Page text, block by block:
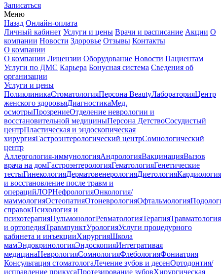
Записаться
Меню
Назад Онлайн-оплата
Личный кабинет Услуги и цены Врачи и расписание Акции О
компании Новости Здоровье Отзывы Контакты
О компании
О компании Лицензии Оборудование Новости Пациентам
Услуги по ДМС Карьера Бонусная система Сведения об
организации
Услуги и цены
ПоликлиникаСтоматологияПерсона BeautyЛабораторияЦентр
женского здоровьяДиагностикаМед.
осмотрыПрозрениеОтделение неврологии и
восстановительной медициныПерсона ДетствоСосудистый
центрПластическая и эндоскопическая
хирургияГастроэнтерологический центрСомнологический
центр
Аллергология-иммунологияАндрологияВакцинацияВызов
врача на домГастроэнтерологияГематологияГенетические
тестыГинекологияДерматовенерологияДиетологияКардиология
и восстановление после травм и
операцийЛОРНефрологияОнкология/
маммологияОстеопатияОтоневрологияОфтальмология
справокПсихология и
психотерапияПульмонологРевматологияТерапияТравматология
и ортопедияТравмпунктУрологияУслуги процедурного
кабинета и инъекцииХирургияШкола
мамЭндокринологияЭндоскопияИнтегративая
медицинаНеврологияСомнологияФлебологияФониатрия
Консультация стоматологаЛечение зубов и десенОртодонтия/
исправление прикусаПротезирование зубовХирургическая